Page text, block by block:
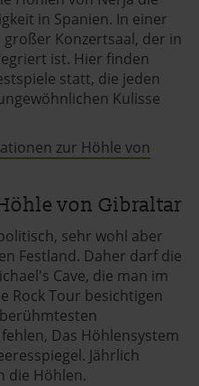
in Spanien. In einer
Konzertsaal, der in
ist. Hier finden
statt, die jeden
Kulisse
zur Höhle von
von Gibraltar
sehr wohl aber
Festland. Daher darf die
Cave, die man im
Rock Tour besichtigen
Das Höhlensystem
Jährlich
die Höhlen.